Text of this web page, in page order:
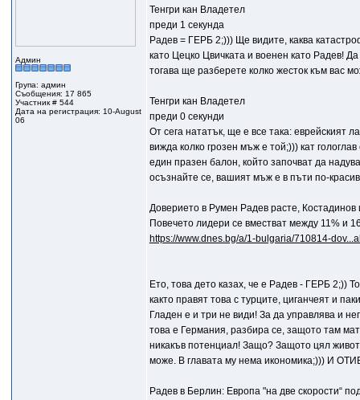
Админ
Група: админ
Съобщения: 17 865
Участник # 544
Дата на регистрация: 10-August
06
Тенгри кан Владетел
преди 1 секунда
Радев = ГЕРБ 2;))) Ще видите, каква
като Цецко Цвичката и военен като Радев!
тогава ще разберете колко жесток към вас
Тенгри кан Владетел
преди 0 секунди
От сега нататък, ще е все така: еврейският
вижда колко грозен мъж е той;))) кат
един празен балон, който започват да
осъзнайте се, вашият мъж е в пъти по-
Доверието в Румен Радев расте, Костадинов
Повечето лидери се вместват между 11% и
https://www.dnes.bg/a/1-bulgaria/710814-
Ето, това дето казах, че е Радев - ГЕРБ 2;))
както правят това с турците, циганчеят и
Гладен е и три не види! За да управлява и
това е Германия, разбира се, защото там
никакъв потенциал! Защо? Защото цял
може. В главата му нема икономика;)))
Радев в Берлин: Европа "на две скорости“